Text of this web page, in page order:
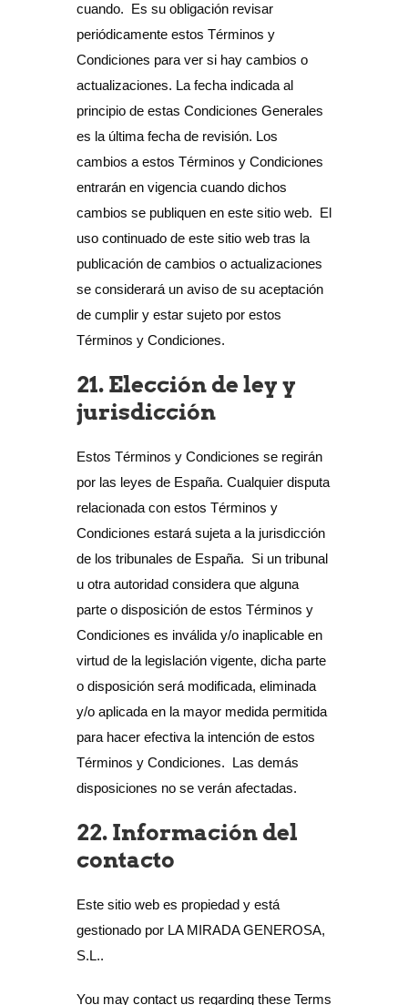
cuando. Es su obligación revisar
periódicamente estos Términos y
Condiciones para ver si hay cambios o
actualizaciones. La fecha indicada al
principio de estas Condiciones Generales
es la última fecha de revisión. Los
cambios a estos Términos y Condiciones
entrarán en vigencia cuando dichos
cambios se publiquen en este sitio web. El
uso continuado de este sitio web tras la
publicación de cambios o actualizaciones
se considerará un aviso de su aceptación
de cumplir y estar sujeto por estos
Términos y Condiciones.
21. Elección de ley y
jurisdicción
Estos Términos y Condiciones se regirán
por las leyes de España. Cualquier disputa
relacionada con estos Términos y
Condiciones estará sujeta a la jurisdicción
de los tribunales de España. Si un tribunal
u otra autoridad considera que alguna
parte o disposición de estos Términos y
Condiciones es inválida y/o inaplicable en
virtud de la legislación vigente, dicha parte
o disposición será modificada, eliminada
y/o aplicada en la mayor medida permitida
para hacer efectiva la intención de estos
Términos y Condiciones. Las demás
disposiciones no se verán afectadas.
22. Información del
contacto
Este sitio web es propiedad y está
gestionado por LA MIRADA GENEROSA,
S.L..
You may contact us regarding these Terms